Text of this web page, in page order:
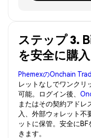
ステップ 3.
を安全に購
PhemexのOnchain
レットなしでワンクリ
可能。ログイン後、
またはその契約アドレ
入、外部ウォレット不
ットに保管。安全に
きます。